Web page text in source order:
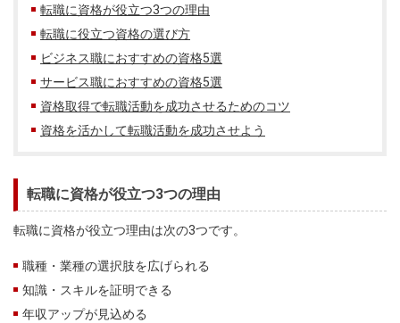
転職に資格が役立つ3つの理由
転職に役立つ資格の選び方
ビジネス職におすすめの資格5選
サービス職におすすめの資格5選
資格取得で転職活動を成功させるためのコツ
資格を活かして転職活動を成功させよう
転職に資格が役立つ3つの理由
転職に資格が役立つ理由は次の3つです。
職種・業種の選択肢を広げられる
知識・スキルを証明できる
年収アップが見込める